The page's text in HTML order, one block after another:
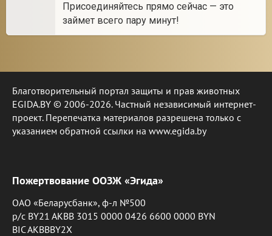
Присоединяйтесь прямо сейчас — это
займет всего пару минут!
Благотворительный портал защиты и прав животных
EGIDA.BY © 2006-2026. Частный независимый интернет-
проект. Перепечатка материалов разрешена только с
указанием обратной ссылки на www.egida.by
Пожертвование ООЗЖ «Эгида»
ОАО «Беларусбанк», ф-л №500
р/с BY21 AKBB 3015 0000 0426 6600 0000 BYN
BIC AKBBBY2X